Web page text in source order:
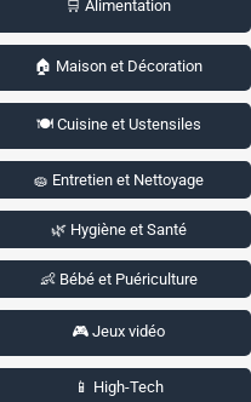
🛒 Alimentation
🏠 Maison et Décoration
🍽️ Cuisine et Ustensiles
🧽 Entretien et Nettoyage
🌿 Hygiène et Santé
👶 Bébé et Puériculture
🎮 Jeux vidéo
📱 High-Tech